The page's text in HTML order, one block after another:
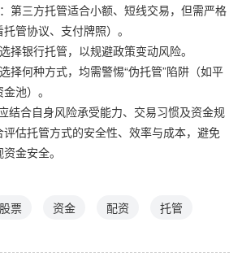
第三方托管适合小额、短线交易，但需严格
管协议、支付牌照）。
择银行托管，以规避政策变动风险。
择何种方式，均需警惕“伪托管”陷阱（如平
池）。
结合自身风险承受能力、交易习惯及资金规
估托管方式的安全性、效率与成本，避免
金安全。
股票 资金 配资 托管